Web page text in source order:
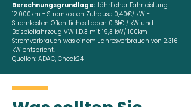
Berechnungsgrundlage: Jährlicher Fahrleistung
12.000km - Stromkosten Zuhause 0,40€/ kW -
Stromkosten Öffentliches Laden 0,61€ / kW und
Beispielfahrzeug VW I.D.3 mit 19,3 kW/ 100km
Stromverbrauch was einem Jahresverbrauch von 2.316
kW entspricht.
Quellen: ADAC, Check24